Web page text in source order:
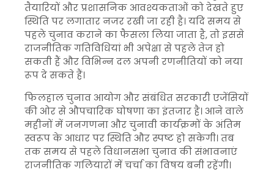
तैयारियों और प्रशासनिक आवश्यकताओं को देखते हुए
स्थिति पर लगातार नजर रखी जा रही है। यदि समय से
पहले चुनाव कराने का फैसला लिया जाता है, तो इससे
राजनीतिक गतिविधियां भी अपेक्षा से पहले तेज हो
सकती हैं और विभिन्न दल अपनी रणनीतियों को नया
रूप दे सकते हैं।
फिलहाल चुनाव आयोग और संबंधित सरकारी एजेंसियों
की ओर से औपचारिक घोषणा का इंतजार है। आने वाले
महीनों में जनगणना और चुनावी कार्यक्रमों के अंतिम
स्वरूप के आधार पर स्थिति और स्पष्ट हो सकेगी। तब
तक समय से पहले विधानसभा चुनाव की संभावनाएं
राजनीतिक गलियारों में चर्चा का विषय बनी रहेंगी।